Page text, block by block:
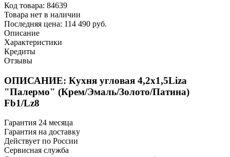
Код товара: 84639
Товара нет в наличии
Последняя цена: 114 490 руб.
Описание
Характеристики
Кредиты
Отзывы
ОПИСАНИЕ: Кухня угловая 4,2х1,5Liza
"Палермо" (Крем/Эмаль/Золото/Патина)
Fb1/Lz8
Гарантия 24 месяца
Гарантия на доставку
Действует по России
Сервисная служба